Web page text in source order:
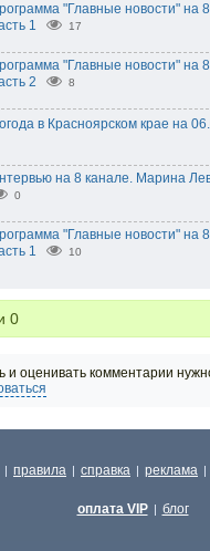
"Главные новости" на
1
17
"Главные новости" на
2
8
в Красноярском крае на
на 8 канале. Марина
0
"Главные новости" на
1
10
0
и оценивать комментарии
| правила | справка | реклама |
оплата VIP | блог